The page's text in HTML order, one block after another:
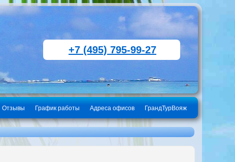
+7 (495) 795-99-27
ГрандТурВояж
Адреса офисов
График работы
Отзывы